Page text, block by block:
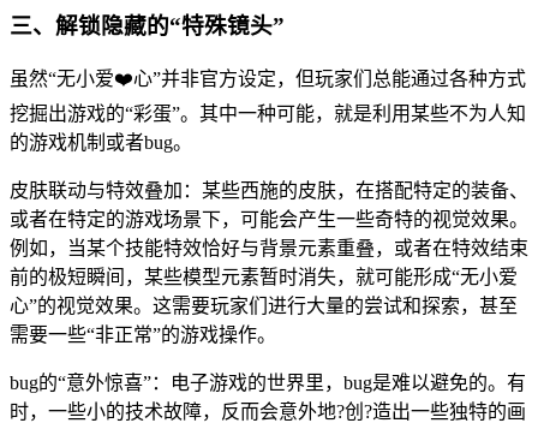
三、解锁隐藏的“特殊镜头”
虽然“无小爱❤️心”并非官方设定，但玩家们总能通过各种方式
挖掘出游戏的“彩蛋”。其中一种可能，就是利用某些不为人知
的游戏机制或者bug。
皮肤联动与特效叠加：某些西施的皮肤，在搭配特定的装备、
或者在特定的游戏场景下，可能会产生一些奇特的视觉效果。
例如，当某个技能特效恰好与背景元素重叠，或者在特效结束
前的极短瞬间，某些模型元素暂时消失，就可能形成“无小爱
心”的视觉效果。这需要玩家们进行大量的尝试和探索，甚至
需要一些“非正常”的游戏操作。
bug的“意外惊喜”：电子游戏的世界里，bug是难以避免的。有
时，一些小的技术故障，反而会意外地?创?造出一些独特的画